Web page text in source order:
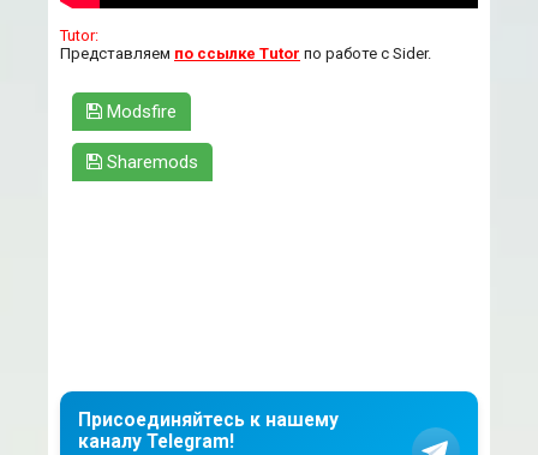
Tutor:
Представляем по ссылке Tutor по работе с Sider.
Modsfire
Sharemods
Присоединяйтесь к нашему
каналу Telegram!